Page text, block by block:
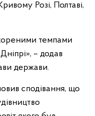
Розі, Полтаві,
темпами
– додав
держави.
сподівання, що